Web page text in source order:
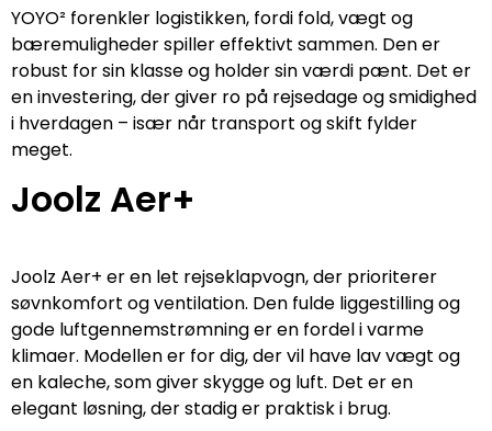
YOYO² forenkler logistikken, fordi fold, vægt og
bæremuligheder spiller effektivt sammen. Den er
robust for sin klasse og holder sin værdi pænt. Det er
en investering, der giver ro på rejsedage og smidighed
i hverdagen – især når transport og skift fylder
meget.
Joolz Aer+
Joolz Aer+ er en let rejseklapvogn, der prioriterer
søvnkomfort og ventilation. Den fulde liggestilling og
gode luftgennemstrømning er en fordel i varme
klimaer. Modellen er for dig, der vil have lav vægt og
en kaleche, som giver skygge og luft. Det er en
elegant løsning, der stadig er praktisk i brug.